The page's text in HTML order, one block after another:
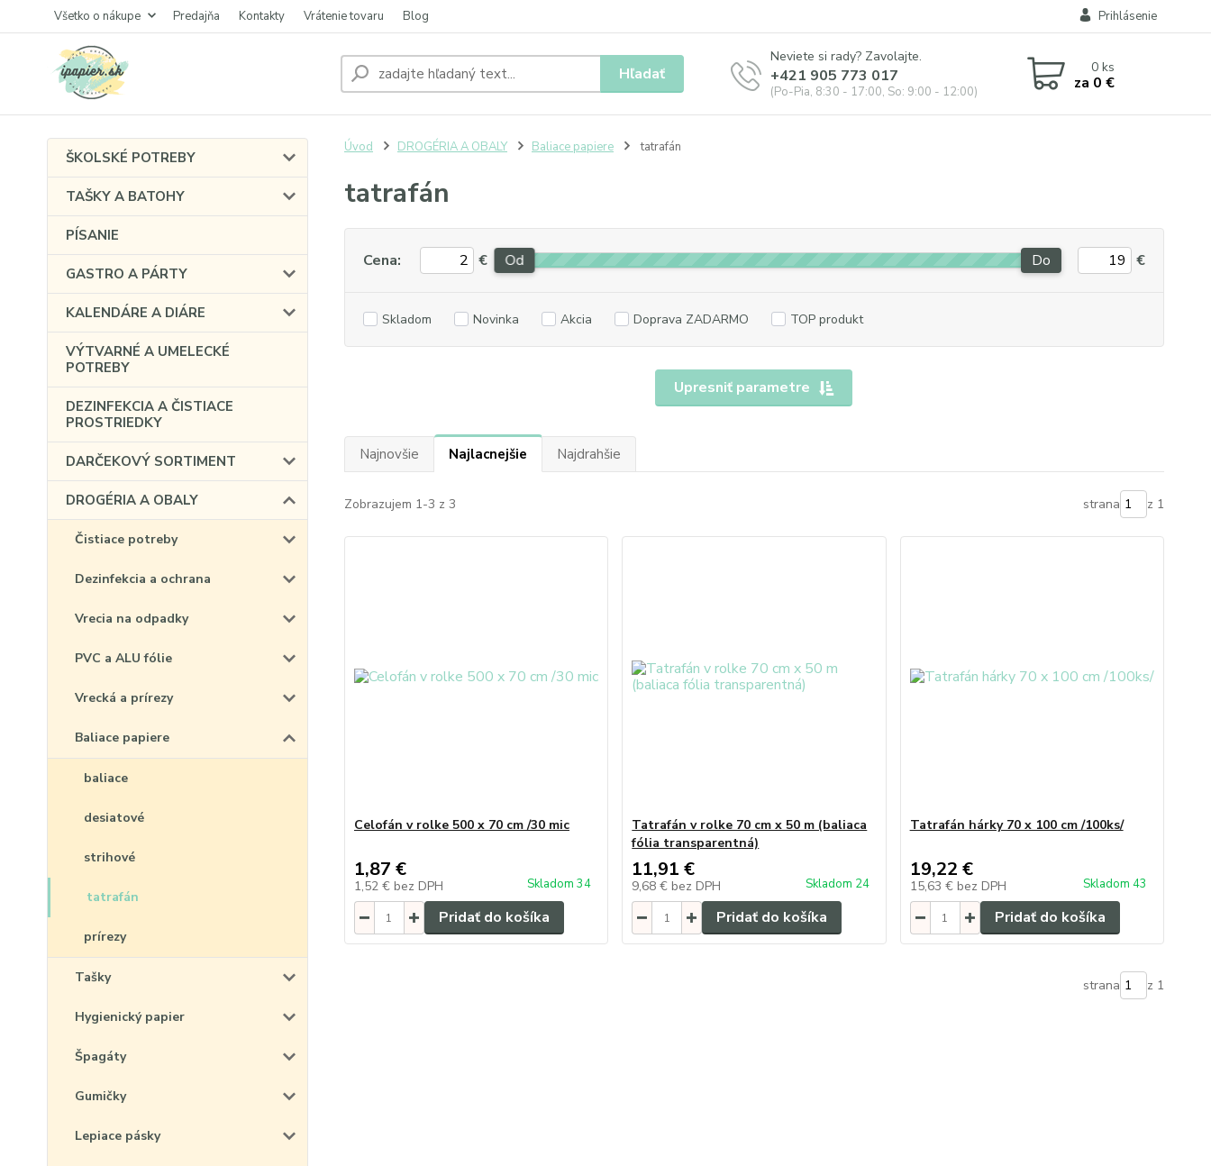
Všetko o nákupe Predajňa Kontakty Vrátenie tovaru Blog Prihlásenie
Hľadať
Neviete si rady? Zavolajte.
+421 905 773 017
(Po-Pia, 8:30 - 17:00, So: 9:00 - 12:00)
0ks
za 0 €
ŠKOLSKÉ POTREBY
TAŠKY A BATOHY
PÍSANIE
GASTRO A PÁRTY
KALENDÁRE A DIÁRE
VÝTVARNÉ A UMELECKÉ
POTREBY
DEZINFEKCIA A ČISTIACE
PROSTRIEDKY
DARČEKOVÝ SORTIMENT
DROGÉRIA A OBALY
Čistiace potreby
Dezinfekcia a ochrana
Vrecia na odpadky
PVC a ALU fólie
Vrecká a prírezy
Baliace papiere
baliace
desiatové
strihové
tatrafán
prírezy
Tašky
Hygienický papier
Špagáty
Gumičky
Lepiace pásky
Úvod DROGÉRIA A OBALY Baliace papiere tatrafán
tatrafán
Upresniť parametre
Cena: € Od Do €
Skladom Novinka Akcia Doprava ZADARMO TOP produkt
Najnovšie Najlacnejšie Najdrahšie
Zobrazujem 1-3 z 3 strana z 1
Celofán v rolke 500 x 70 cm /30 mic
1,87 €
1,52 € bez DPH Skladom 34
Pridať do košíka
Tatrafán v rolke 70 cm x 50 m (baliaca
fólia transparentná)
11,91 €
9,68 € bez DPH Skladom 24
Pridať do košíka
Tatrafán hárky 70 x 100 cm /100ks/
19,22 €
15,63 € bez DPH Skladom 43
Pridať do košíka
strana z 1